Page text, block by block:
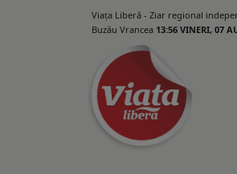
Viața Liberă - Ziar regional
Buzău Vrancea 13:56 VINERI, 07